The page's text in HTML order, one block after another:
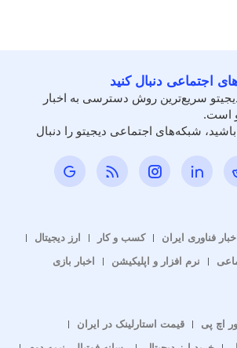
اجتماعی دنبال کنید
سریع‌ترین روش دسترسی به اخبار
است.
شبکه‌های اجتماعی دیجیتو را دنبال
اخبار فناوری ایران کسب و کار
ارز دیجیتال
نرم افزار و اپلیکیشن اخبار بازی
اچ پی
قیمت استارلینک در ایران